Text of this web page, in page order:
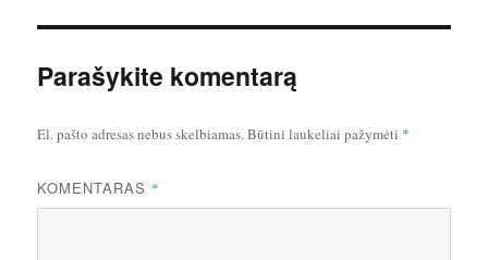
Parašykite komentarą
El. pašto adresas nebus skelbiamas.Būtini laukeliai pažymėti *
KOMENTARAS *